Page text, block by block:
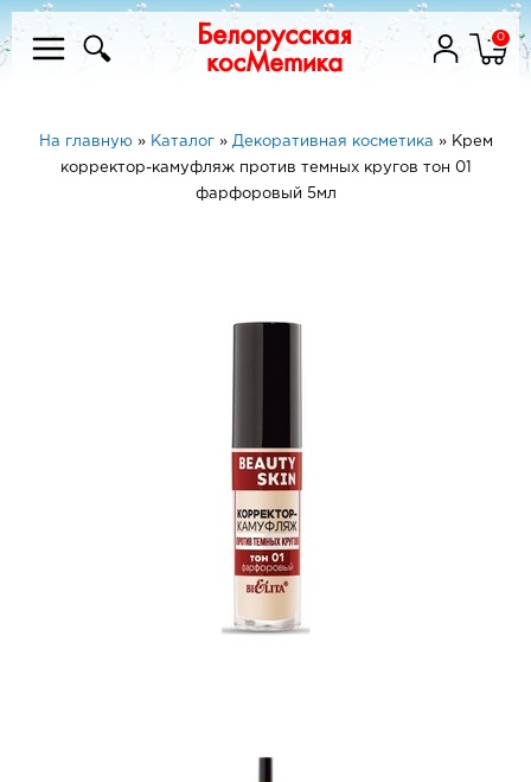
0
На главную» Каталог» Декоративная косметика » Крем
корректор-камуфляж против темных кругов тон 01
фарфоровый 5мл